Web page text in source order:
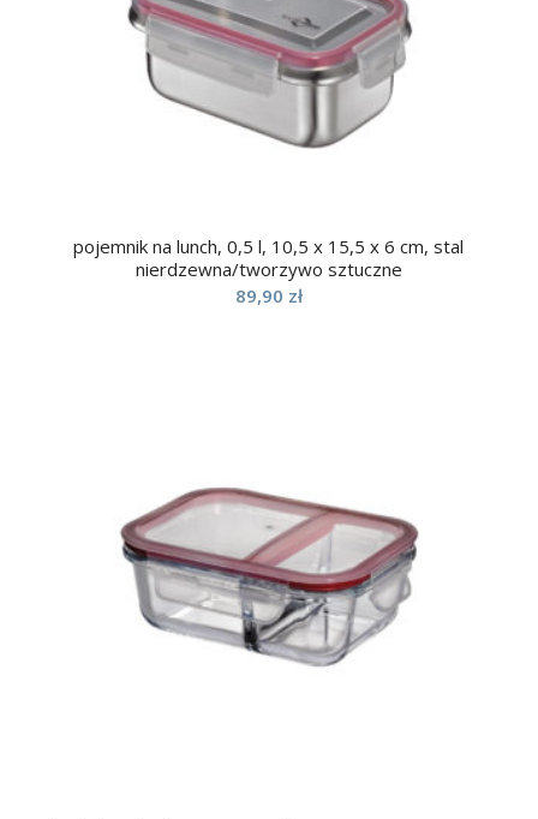
pojemnik na lunch, 0,5 l, 10,5 x 15,5 x 6 cm, stal
nierdzewna/tworzywo sztuczne
89,90 zł